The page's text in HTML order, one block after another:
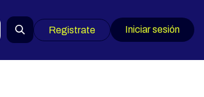
Registrate Iniciar sesión